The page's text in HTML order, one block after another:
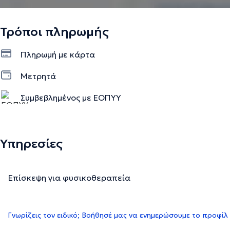
Τρόποι πληρωμής
Πληρωμή με κάρτα
Μετρητά
Συμβεβλημένος με ΕΟΠΥΥ
Υπηρεσίες
Επίσκεψη για φυσικοθεραπεία
Γνωρίζεις τον ειδικό; Βοήθησέ μας να ενημερώσουμε το προφίλ